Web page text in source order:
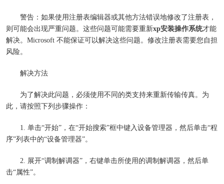
警告：如果使用注册表编辑器或其他方法错误地修改了注册表，
则可能会出现严重问题。这些问题可能需要重新xp安装操作系统才能
解决。Microsoft 不能保证可以解决这些问题。修改注册表需要您自担
风险。
解决方法
为了解决此问题，必须使用不同的类支持来重新传输传真。为
此，请按照下列步骤操作：
1. 单击“开始”，在“开始搜索”框中键入设备管理器，然后单击“程
序”列表中的“设备管理器”。
2. 展开“调制解调器”，右键单击所使用的调制解调器，然后单
击“属性”。